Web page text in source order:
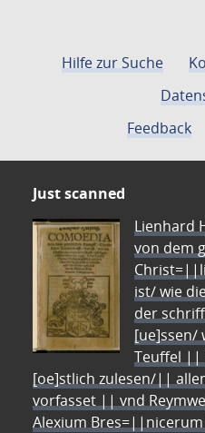
Hilfe zur Suche
Feedback
Just scanned
Lienhard
von dem
ist/ wie
der
[ue]ssen/
Teuffel ||
[oe]stlich zulesen/||
vorfasset || vnd
Alexium